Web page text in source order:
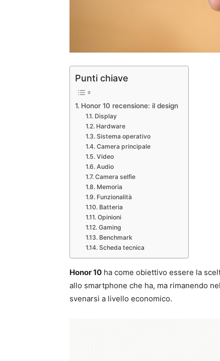
Punti chiave
Honor 10 recensione: il design
Display
Hardware
Sistema operativo
Camera principale
Video
Audio
Camera selfie
Memoria
Funzionalità
Batteria
Opinioni
Gaming
Benchmark
Scheda tecnica
Honor 10 ha come obiettivo essere la
allo smartphone che ha, ma rimanendo
svenarsi a livello economico.